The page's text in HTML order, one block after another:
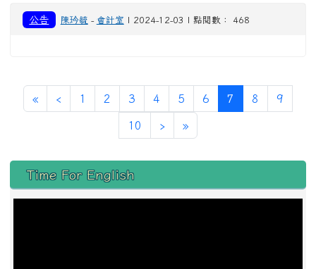
公告 陳玪毓 - 會計室 | 2024-12-03 | 點閱數： 468
«第一頁
‹ 上一頁
1 2 3 4 5 6 7 (目前頁次)
8 9
10 ›下一頁
»最後頁
左邊區域內容
Time For English